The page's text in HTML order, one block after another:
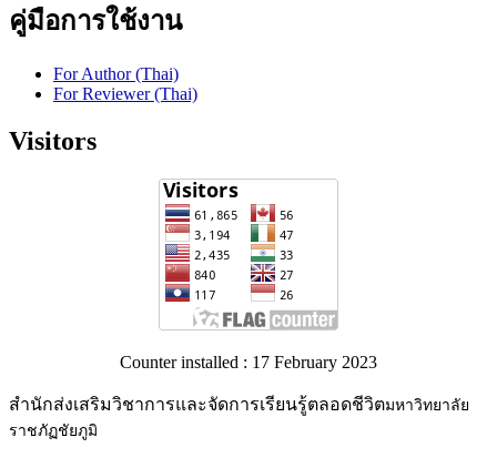
คู่มือการใช้งาน
For Author (Thai)
For Reviewer (Thai)
Visitors
Counter installed : 17 February 2023
สำนักส่งเสริมวิชาการและจัดการเรียนรู้ตลอดชีวิตมหาวิทยาลัย
ราชภัฏชัยภูมิ